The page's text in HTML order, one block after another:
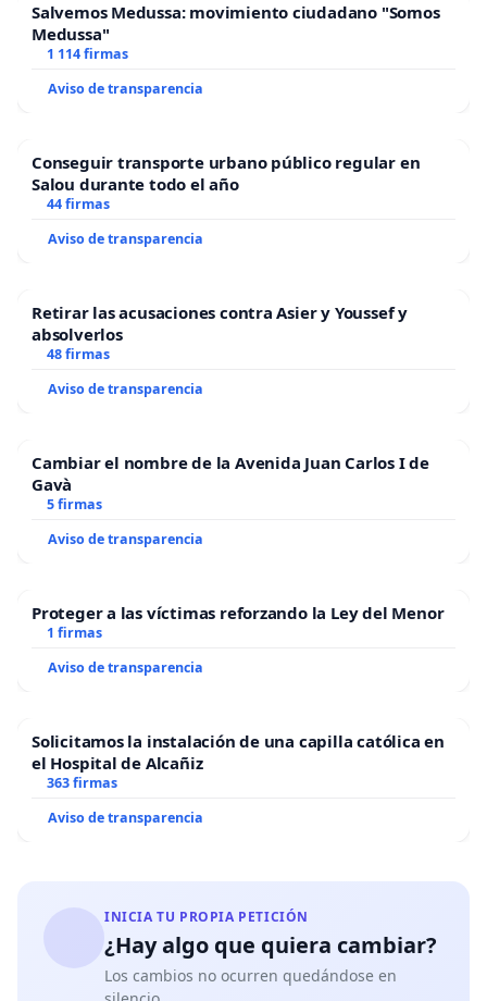
Salvemos Medussa: movimiento ciudadano "Somos
Medussa"
1 114 firmas
Aviso de transparencia
Conseguir transporte urbano público regular en
Salou durante todo el año
44 firmas
Aviso de transparencia
Retirar las acusaciones contra Asier y Youssef y
absolverlos
48 firmas
Aviso de transparencia
Cambiar el nombre de la Avenida Juan Carlos I de
Gavà
5 firmas
Aviso de transparencia
Proteger a las víctimas reforzando la Ley del Menor
1 firmas
Aviso de transparencia
Solicitamos la instalación de una capilla católica en
el Hospital de Alcañiz
363 firmas
Aviso de transparencia
INICIA TU PROPIA PETICIÓN
¿Hay algo que quiera cambiar?
Los cambios no ocurren quedándose en